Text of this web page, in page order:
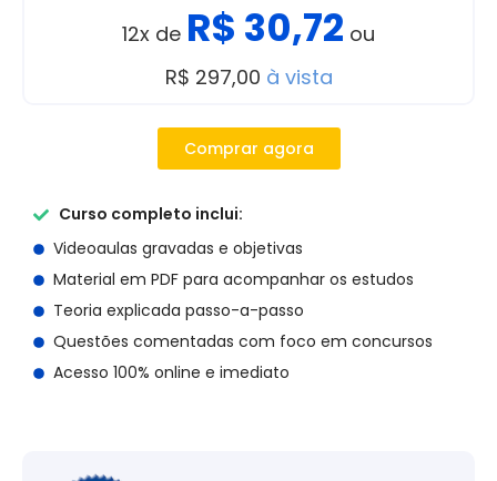
12x de R$ 30,72 ou
R$ 297,00 à vista
Comprar agora
Curso completo inclui:
Videoaulas gravadas e objetivas
Material em PDF para acompanhar os estudos
Teoria explicada passo-a-passo
Questões comentadas com foco em concursos
Acesso 100% online e imediato